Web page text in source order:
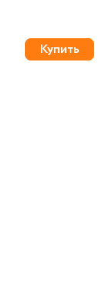
Купить